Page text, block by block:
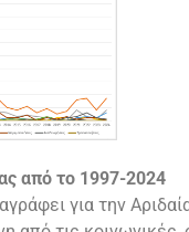
από το 1997-2024
για την